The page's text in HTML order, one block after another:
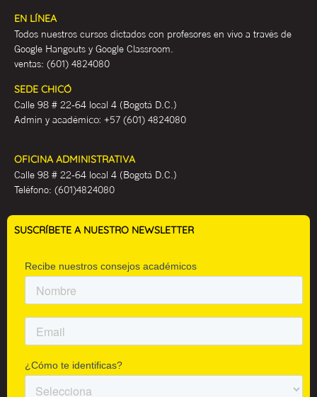
EN LÍNEA
Todos nuestros cursos dictados con profesores en vivo a través de
Google Hangouts y Google Classroom.
ventas: (601) 4824080
SEDE CHICÓ
Calle 98 # 22-64 local 4 (Bogotá D.C.)
Admin y académico: +57 (601) 4824080
OFICINA ADMINISTRATIVA
Calle 98 # 22-64 local 4 (Bogotá D.C.)
Teléfono: (601)4824080
SUSCRÍBETE A NUESTRO NEWSLETTER